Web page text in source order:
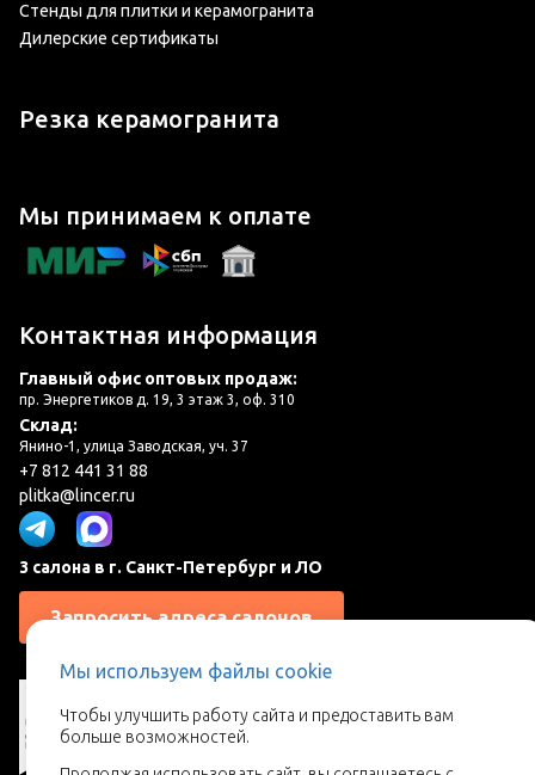
Стенды для плитки и керамогранита
Дилерские сертификаты
Резка керамогранита
Мы принимаем к оплате
Контактная информация
Главный офис оптовых продаж:
пр. Энергетиков д. 19, 3 этаж 3, оф. 310
Склад:
Янино-1, улица Заводская, уч. 37
+7 812 441 31 88
plitka@lincer.ru
3 салона в г. Санкт-Петербург и ЛО
Запросить адреса салонов
Мы используем файлы cookie
Чтобы улучшить работу сайта и предоставить вам
больше возможностей.